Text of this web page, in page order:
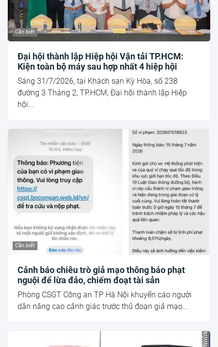
Cần biết
Đại hội thành lập Hiệp hội Vận tải TP.HCM:
Kiện toàn bộ máy sau hợp nhất 4 hiệp hội
Sáng 31/7/2026, tại Khách sạn Kỳ Hòa, số 238
đường 3 Tháng 2, TP.HCM, Đại hội thành lập Hiệp
hội...
Cần biết
Cảnh báo chiêu trò giả mạo thông báo phạt
nguội để lừa đảo, chiếm đoạt tài sản
Phòng CSGT Công an TP Hà Nội khuyến cáo người
dân nâng cao cảnh giác trước thủ đoạn giả mạo...